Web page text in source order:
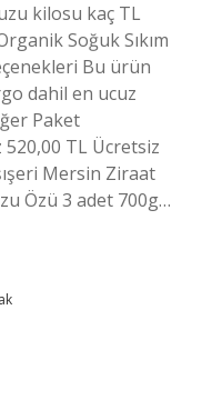
kilosu kaç TL
Soğuk Sıkım
Bu ürün
dahil en ucuz
Paket
520,00 TL Ücretsiz
Mersin Ziraat
Özü 3 adet 700g…